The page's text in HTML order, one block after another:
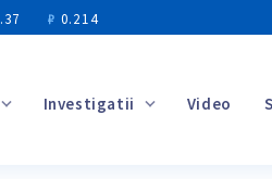
₽ 0.214
Investigatii Video